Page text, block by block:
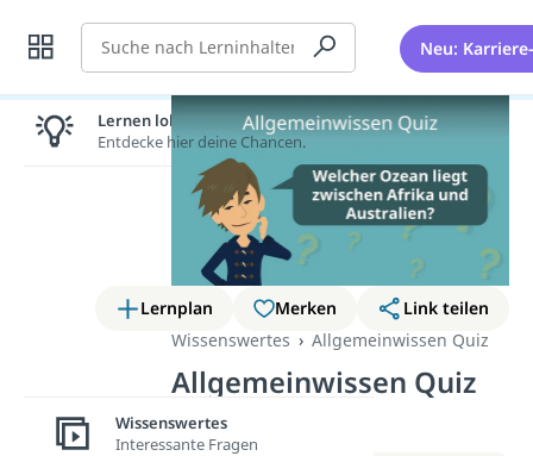
Suche Neu:
Lernplan Merken
Link teilen
Wissenswertes
Allgemeinwissen Quiz
Allgemeinwissen Quiz
(Video)
Lernen lohnt sich!
Entdecke hier deine Chancen.
Wissenswertes
Interessante Fragen